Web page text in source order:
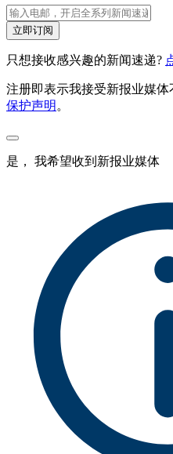
立即订阅
只想接收感兴趣的新闻速递?
注册即表示我接受新报业媒体
保护声明。
是， 我希望收到新报业媒体